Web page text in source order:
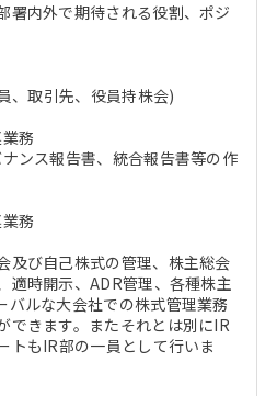
内外で期待される役割、ポジ
、取引先、役員持株会)
務
ンス報告書、統合報告書等の作
務
及び自己株式の管理、株主総会
適時開示、ADR管理、各種株主
バルな大会社での株式管理業務
できます。またそれとは別にIR
トもIR部の一員として行いま